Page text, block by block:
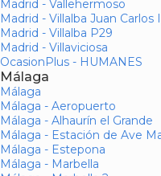
Madrid - Vallehermoso
Madrid - Villalba Juan Carlos I
Madrid - Villalba P29
Madrid - Villaviciosa
OcasionPlus - HUMANES
Málaga
Málaga
Málaga - Aeropuerto
Málaga - Alhaurín el Grande
Málaga - Estación de Ave
Málaga - Estepona
Málaga - Marbella